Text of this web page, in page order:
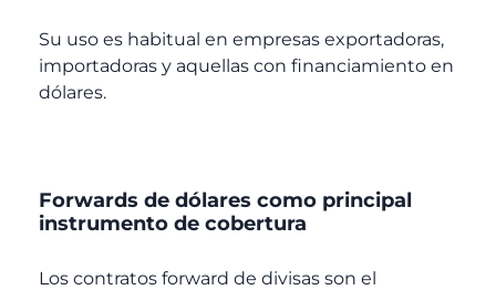
Su uso es habitual en empresas exportadoras,
importadoras y aquellas con financiamiento en
dólares.
Forwards de dólares como principal
instrumento de cobertura
Los contratos forward de divisas son el